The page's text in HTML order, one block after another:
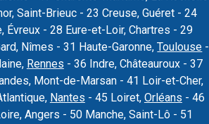
Saint-Brieuc - 23 Creuse, Guéret - 24
Évreux - 28 Eure-et-Loir, Chartres - 29
Nîmes - 31 Haute-Garonne,Toulouse -
Rennes - 36 Indre, Châteauroux - 37
Mont-de-Marsan - 41 Loir-et-Cher,
Nantes - 45 Loiret, Orléans - 46
Angers - 50 Manche, Saint-Lô - 51